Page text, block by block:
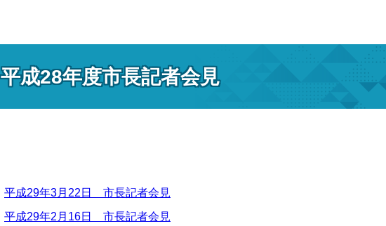
平成28年度市長記者会見
平成29年3月22日 市長記者会見
平成29年2月16日 市長記者会見